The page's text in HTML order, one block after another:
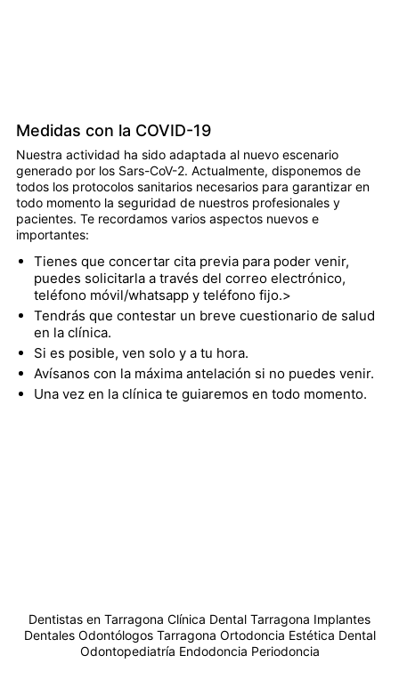
Medidas con la COVID-19
Nuestra actividad ha sido adaptada al nuevo escenario
generado por los Sars-CoV-2. Actualmente, disponemos de
todos los protocolos sanitarios necesarios para garantizar en
todo momento la seguridad de nuestros profesionales y
pacientes. Te recordamos varios aspectos nuevos e
importantes:
Tienes que concertar cita previa para poder venir,
puedes solicitarla a través del correo electrónico,
teléfono móvil/whatsapp y teléfono fijo.>
Tendrás que contestar un breve cuestionario de salud
en la clínica.
Si es posible, ven solo y a tu hora.
Avísanos con la máxima antelación si no puedes venir.
Una vez en la clínica te guiaremos en todo momento.
Dentistas en Tarragona Clínica Dental Tarragona Implantes
Dentales Odontólogos Tarragona Ortodoncia Estética Dental
Odontopediatría Endodoncia Periodoncia